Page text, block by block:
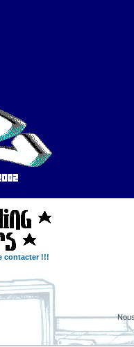
contacter !!!